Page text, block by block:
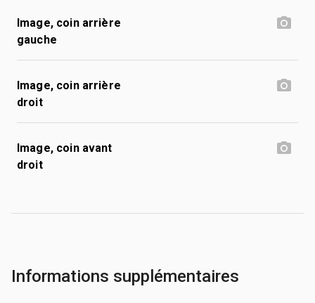
Image, coin arrière
gauche
Image, coin arrière
droit
Image, coin avant
droit
Informations supplémentaires